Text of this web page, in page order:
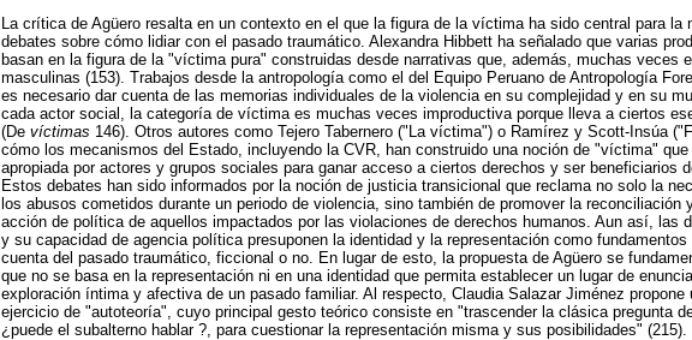
La crítica de Agüero resalta en un contexto en el que la figura de la víctima ha sido central para la
debates sobre cómo lidiar con el pasado traumático. Alexandra Hibbett ha señalado que varias
basan en la figura de la "víctima pura" construidas desde narrativas que, además, muchas veces
masculinas (153). Trabajos desde la antropología como el del Equipo Peruano de Antropología
es necesario dar cuenta de las memorias individuales de la violencia en su complejidad y en su
cada actor social, la categoría de víctima es muchas veces improductiva porque lleva a ciertos
(De víctimas 146). Otros autores como Tejero Tabernero ("La víctima") o Ramírez y Scott-Insúa
cómo los mecanismos del Estado, incluyendo la CVR, han construido una noción de "víctima"
apropiada por actores y grupos sociales para ganar acceso a ciertos derechos y ser beneficiarios
Estos debates han sido informados por la noción de justicia transicional que reclama no solo la
los abusos cometidos durante un periodo de violencia, sino también de promover la reconciliación
acción de política de aquellos impactados por las violaciones de derechos humanos. Aun así, las
y su capacidad de agencia política presuponen la identidad y la representación como
cuenta del pasado traumático, ficcional o no. En lugar de esto, la propuesta de Agüero se
que no se basa en la representación ni en una identidad que permita establecer un lugar de
exploración íntima y afectiva de un pasado familiar. Al respecto, Claudia Salazar Jiménez
ejercicio de "autoteoría", cuyo principal gesto teórico consiste en "trascender la clásica pregunta
¿puede el subalterno hablar ?, para cuestionar la representación misma y sus posibilidades" (215).